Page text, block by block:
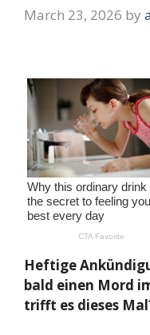
March 23, 2026 by
Heftige
bald einen Mord
trifft es dieses